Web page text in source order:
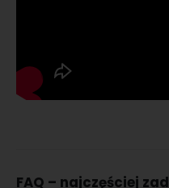
FAQ – najczęściej